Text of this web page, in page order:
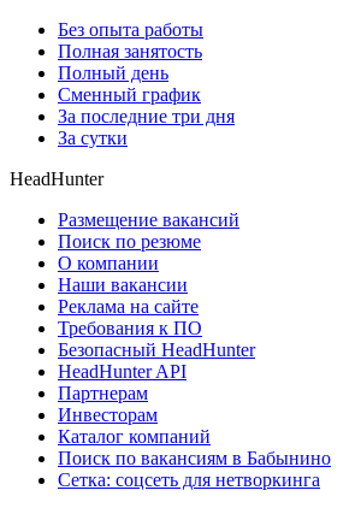
Без опыта работы
Полная занятость
Полный день
Сменный график
За последние три дня
За сутки
HeadHunter
Размещение вакансий
Поиск по резюме
О компании
Наши вакансии
Реклама на сайте
Требования к ПО
Безопасный HeadHunter
HeadHunter API
Партнерам
Инвесторам
Каталог компаний
Поиск по вакансиям в Бабынино
Сетка: соцсеть для нетворкинга